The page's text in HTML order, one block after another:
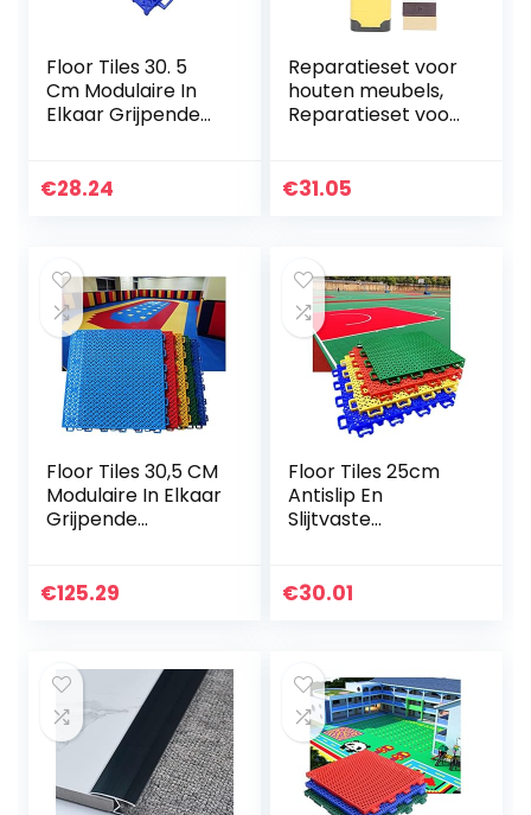
Floor Tiles 30. 5
Cm Modulaire In
Elkaar Grijpende
Amusement Park
€28.24
Reparatieset voor
houten meubels,
Reparatieset voor
met 11-delige
€31.05
Floor Tiles 30,5 CM
Modulaire In Elkaar
Grijpende
Antislip Slijtvast
€125.29
Floor Tiles 25cm
Antislip En
Slijtvaste
Modulaire In Elkaar
€30.01